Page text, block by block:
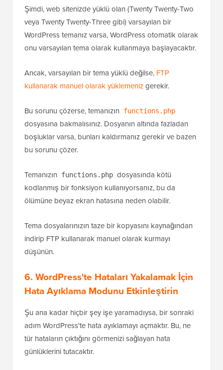
Şimdi, web sitenizde yüklü olan (Twenty Twenty-Two
veya Twenty Twenty-Three gibi) varsayılan bir
WordPress temanız varsa, WordPress otomatik olarak
onu varsayılan tema olarak kullanmaya başlayacaktır.
Ancak, varsayılan bir tema yüklü değilse, FTP
kullanarak manuel olarak yüklemenizgerekir.
Bu sorunu çözerse, temanızın functions.php
dosyasına bakmalısınız. Dosyanın altında fazladan
boşluklar varsa, bunları kaldırmanız gerekir ve bazen
bu sorunu çözer.
Temanızın functions.php dosyasında kötü
kodlanmış bir fonksiyon kullanıyorsanız, bu da
ölümüne beyaz ekran hatasına neden olabilir.
Tema dosyalarınızın taze bir kopyasını kaynağından
indirip FTP kullanarak manuel olarak kurmayı
düşünün.
6. WordPress'te Hataları Yakalamak İçin
Hata Ayıklama Modunu Etkinleştirin
Şu ana kadar hiçbir şey işe yaramadıysa, bir sonraki
adım WordPress'te hata ayıklamayı açmaktır. Bu, ne
tür hataların çıktığını görmenizi sağlayan hata
günlüklerini tutacaktır.